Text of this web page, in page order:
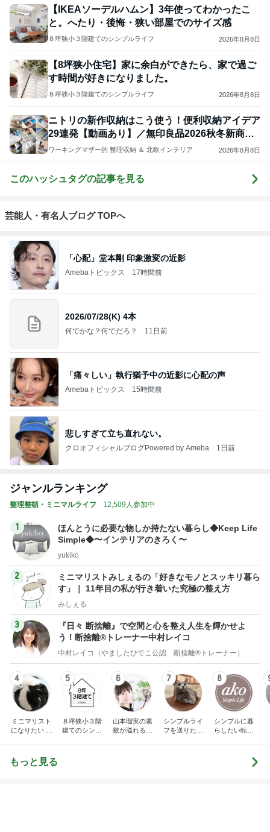
【IKEAソーデルハムン】3年使ってわかったこ
と。へたり・後悔・狭い部屋でのサイズ感
８坪狭小３階建てのシンプルライフ 2026年8月8日
【8坪狭小住宅】家に余白ができたら、家で過ご
す時間が好きになりました。
８坪狭小３階建てのシンプルライフ 2026年8月8日
ニトリの新作収納はこう使う！便利収納アイデア
29連発【動画あり】／無印良品2026秋冬新商品
レポ
ワーキングマザー的 整理収納 ＆ 北欧インテリア 2026年8月8日
このハッシュタグの記事を見る
芸能人・有名人ブログ TOPへ
「心配」堂本剛 印象激変の近影
Amebaトピックス 17時間前
2026/07/28(K) 4本
何でかな？何でだろ？ 11日前
「痛々しい」執行猶予中の近影に心配の声
Amebaトピックス 15時間前
悲しすぎて立ち直れない。
クロオフィシャルブログPowered by Ameba 1日前
ジャンルランキング
整理整頓・ミニマルライフ 12,509人参加中
1
ほんとうに必要な物しか持たない暮らし◆Keep Life
Simple◆〜インテリアのきろく〜
yukiko
2
ミニマリストみしぇるの「好きなモノとスッキリ暮ら
す」｜ 11年目の私が行き着いた究極の整え方
みしぇる
3
『日々 断捨離』で空間と心を整え人生を輝かせよ
う！断捨離®トレーナー中村レイコ
中村レイコ（やましたひでこ公認 断捨離®トレーナー）
4
ミニマリスト
になりたい 秋
5
８坪狭小３階
建てのシンプ
6
山本瑠実の素
敵が溢れる暮
7
シンプルライ
フを送りたい
8
シンプルに暮
らしたい転勤
もっと見る